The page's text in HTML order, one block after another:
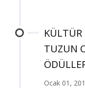
KÜLTÜR
TUZUN
Ocak 01,